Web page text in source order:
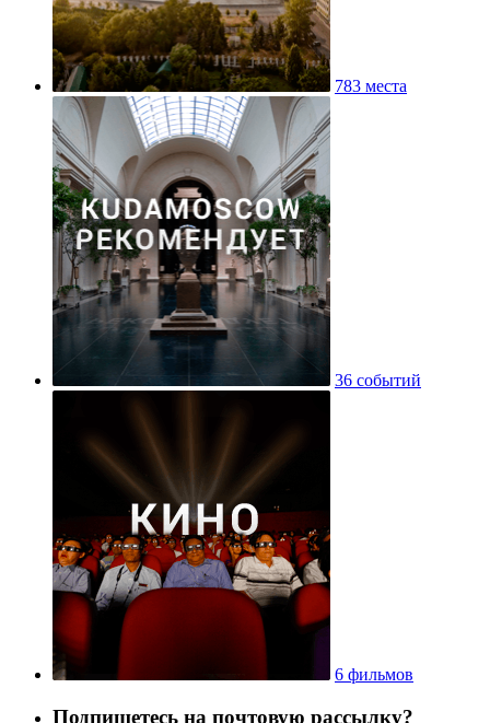
783 места
36 событий
6 фильмов
Подпишетесь на почтовую рассылку?